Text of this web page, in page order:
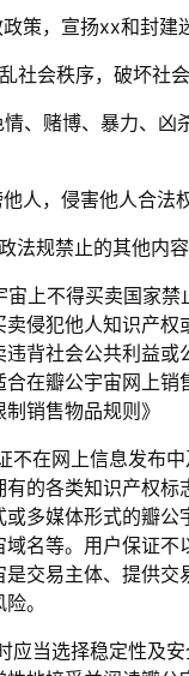
，宣扬xx和封建迷
会秩序，破坏社会
赌博、暴力、凶
，侵害他人合法权
规禁止的其他内容
上不得买卖国家禁
侵犯他人知识产权
违背社会公共利益或
合在瓣公宇宙网上销
销售物品规则》
在网上信息发布中
的各类知识产权标
多媒体形式的瓣公
域名等。用户保证不
交易主体、提供交
。
当选择稳定性及安